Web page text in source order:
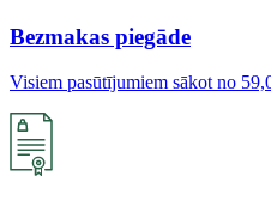
Bezmakas piegāde
Visiem pasūtījumiem sākot no